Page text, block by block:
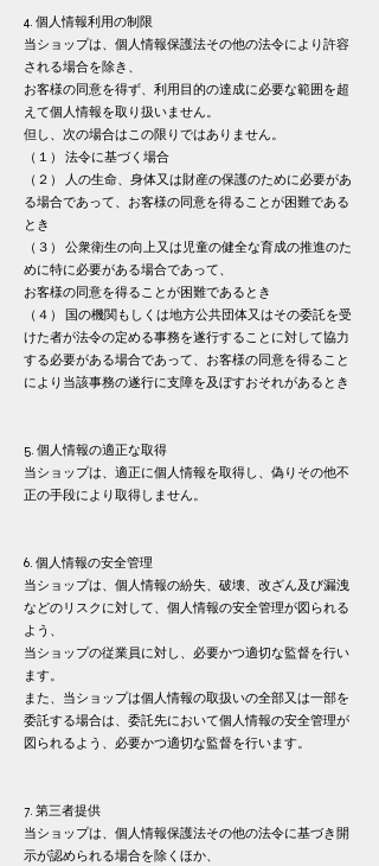
4. 個人情報利用の制限
当ショップは、個人情報保護法その他の法令により許容
される場合を除き、
お客様の同意を得ず、利用目的の達成に必要な範囲を超
えて個人情報を取り扱いません。
但し、次の場合はこの限りではありません。
（１） 法令に基づく場合
（２） 人の生命、身体又は財産の保護のために必要があ
る場合であって、お客様の同意を得ることが困難である
とき
（３） 公衆衛生の向上又は児童の健全な育成の推進のた
めに特に必要がある場合であって、
お客様の同意を得ることが困難であるとき
（４） 国の機関もしくは地方公共団体又はその委託を受
けた者が法令の定める事務を遂行することに対して協力
する必要がある場合であって、お客様の同意を得ること
により当該事務の遂行に支障を及ぼすおそれがあるとき
5. 個人情報の適正な取得
当ショップは、適正に個人情報を取得し、偽りその他不
正の手段により取得しません。
6. 個人情報の安全管理
当ショップは、個人情報の紛失、破壊、改ざん及び漏洩
などのリスクに対して、個人情報の安全管理が図られる
よう、
当ショップの従業員に対し、必要かつ適切な監督を行い
ます。
また、当ショップは個人情報の取扱いの全部又は一部を
委託する場合は、委託先において個人情報の安全管理が
図られるよう、 必要かつ適切な監督を行います。
7. 第三者提供
当ショップは、個人情報保護法その他の法令に基づき開
示が認められる場合を除くほか、